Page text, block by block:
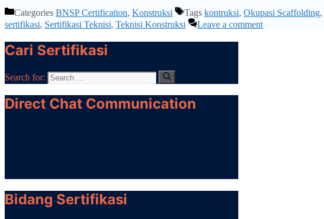
Categories BNSP Certification, Konstruksi Tags kontruksi, Okupasi Scaffolding,
sertifikasi, Sertifikasi Teknisi, Teknisi Konstruksi Leave a comment
Cari Sertifikasi
Search for:
Direct Chat Communication
Bidang Sertifikasi